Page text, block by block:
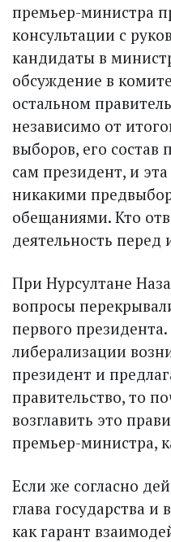
премьер-министра
консультации с
кандидаты в
обсуждение в
остальном
независимо от
выборов, его состав
сам президент, и
никакими
обещаниями. Кто
деятельность перед
При Нурсултане
вопросы
первого
либерализации
президент и
правительство, то
возглавить это
премьер-министра,
Если же согласно
глава государства
как гарант